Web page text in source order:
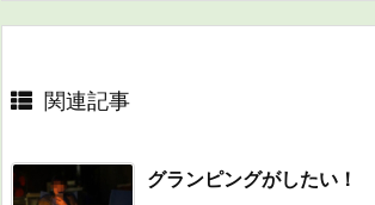
関連記事
グランピングがしたい！